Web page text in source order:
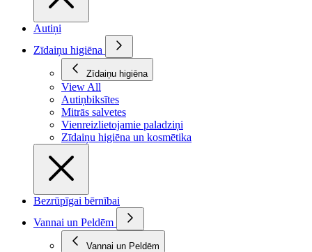
Autiņi
Zīdaiņu higiēna
Zīdaiņu higiēna
View All
Autiņbiksītes
Mitrās salvetes
Vienreizlietojamie paladziņi
Zīdaiņu higiēna un kosmētika
Bezrūpīgai bērnībai
Vannai un Peldēm
Vannai un Peldēm